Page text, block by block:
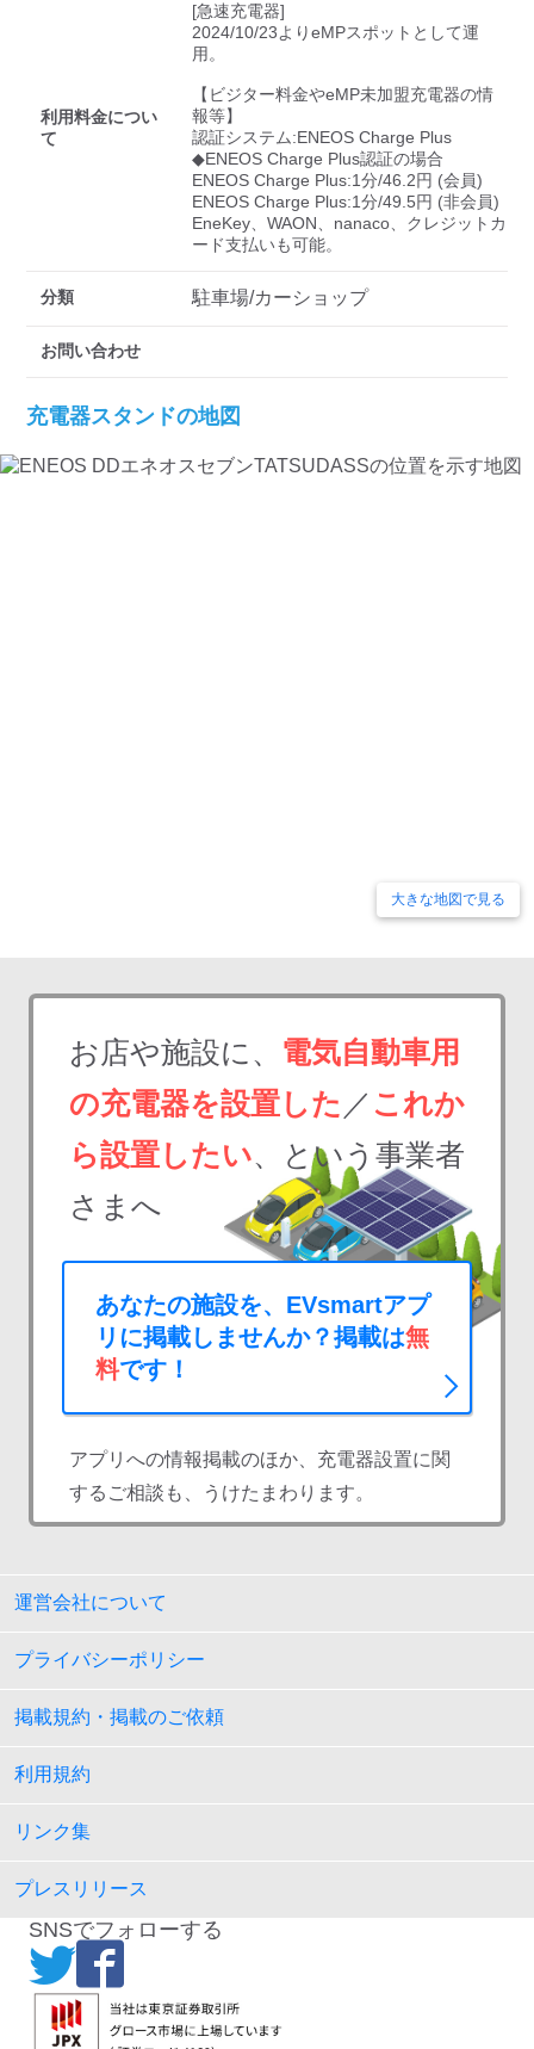
利用料金につい
て
[急速充電器]
2024/10/23よりeMPスポットとして運
用。
【ビジター料金やeMP未加盟充電器の情
報等】
認証システム:ENEOS Charge Plus
◆ENEOS Charge Plus認証の場合
ENEOS Charge Plus:1分/46.2円 (会員)
ENEOS Charge Plus:1分/49.5円 (非会員)
EneKey、WAON、nanaco、クレジットカ
ード支払いも可能。
分類 駐車場/カーショップ
お問い合わせ
充電器スタンドの地図
大きな地図で見る
お店や施設に、 電気自動車用
の充電器を設置した ／ これか
ら設置したい、という事業者
さまへ
あなたの施設を、EVsmartアプ
リに掲載しませんか？掲載は無
料です！
アプリへの情報掲載のほか、充電器設置に関
するご相談も、うけたまわります。
運営会社について
プライバシーポリシー
掲載規約・掲載のご依頼
利用規約
リンク集
プレスリリース
SNSでフォローする